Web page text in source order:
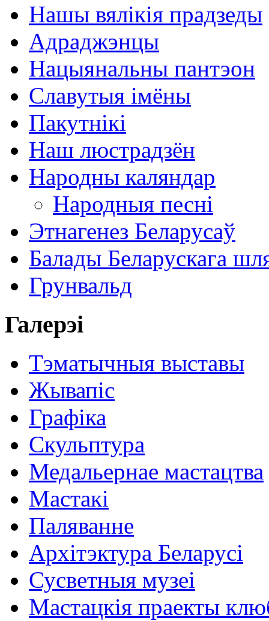
Нашы вялікія прадзеды
Адраджэнцы
Нацыянальны пантэон
Славутыя імёны
Пакутнікі
Наш люстрадзён
Народны каляндар
Народныя песні
Этнагенез Беларусаў
Балады Беларускага
Грунвальд
Галерэі
Тэматычныя выставы
Жывапіс
Графіка
Скульптура
Медальернае мастацтва
Мастакі
Паляванне
Архітэктура Беларусі
Сусветныя музеі
Мастацкія праекты